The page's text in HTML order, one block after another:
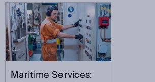
Maritime Services: